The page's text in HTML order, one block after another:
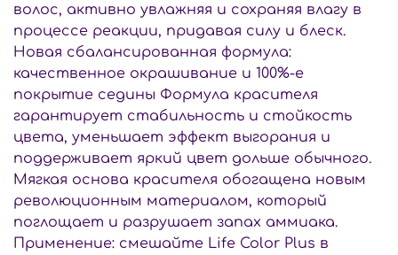
волос, активно увлажняя и сохраняя влагу в
процессе реакции, придавая силу и блеск.
Новая сбалансированная формула:
качественное окрашивание и 100%-е
покрытие седины Формула красителя
гарантирует стабильность и стойкость
цвета, уменьшает эффект выгорания и
поддерживает яркий цвет дольше обычного.
Мягкая основа красителя обогащена новым
революционным материалом, который
поглощает и разрушает запах аммиака.
Применение: смешайте Life Color Plus в